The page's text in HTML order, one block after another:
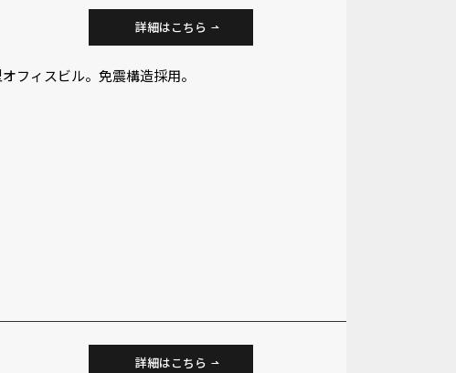
フィスビル。免震構造採用。
詳細はこちら
詳細はこちら